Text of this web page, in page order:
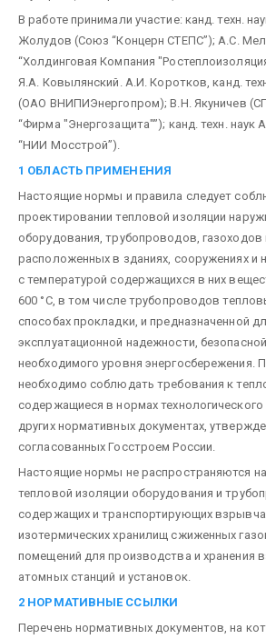
В работе принимали участие: канд. техн.
Жолудов (Союз “Концерн СТЕПС”); А.С.
“Холдинговая Компания
Я.А. Ковылянский. А.И. Коротков, канд.
(ОАО ВНИПИЭнергопром); В.Н. Якуничев
“Фирма "Энергозащита"”); канд. техн. наук
“НИИ Мосстрой”).
1 ОБЛАСТЬ ПРИМЕНЕНИЯ
Настоящие нормы и правила следует
проектировании тепловой изоляции
оборудования, трубопроводов,
расположенных в зданиях, сооружениях и
с температурой содержащихся в них
600 °С, в том числе трубопроводов
способах прокладки, и предназначенной
эксплуатационной надежности,
необходимого уровня энергосбережения.
необходимо соблюдать требования к
содержащиеся в нормах
других нормативных документах,
согласованных Госстроем России.
Настоящие нормы не распространяются
тепловой изоляции оборудования и
содержащих и транспортирующих
изотермических хранилищ сжиженных
помещений для производства и хранения
атомных станций и установок.
2 НОРМАТИВНЫЕ ССЫЛКИ
Перечень нормативных документов, на